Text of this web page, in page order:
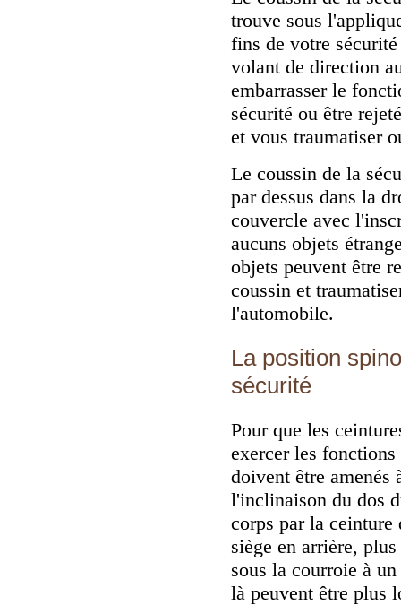
trouve sous
fins de votre
volant de direction
embarrasser le
sécurité ou être
et vous traumatiser
Le coussin de la
par dessus dans la
couvercle avec
aucuns objets
objets peuvent être
coussin et
l'automobile.
La position
sécurité
Pour que les
exercer les
doivent être amenés
l'inclinaison du dos
corps par la
siège en arrière,
sous la courroie à
là peuvent être plus